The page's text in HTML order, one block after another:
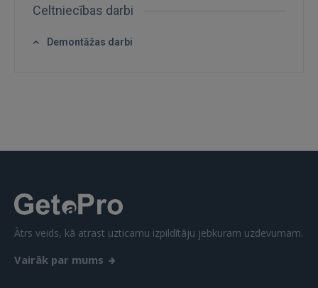
 Sign in with Apple
Celtniecības darbi
Demontāžas darbi
Ātrs veids, kā atrast uzticamu izpildītāju jebkuram uzdevumam.
Vairāk par mums